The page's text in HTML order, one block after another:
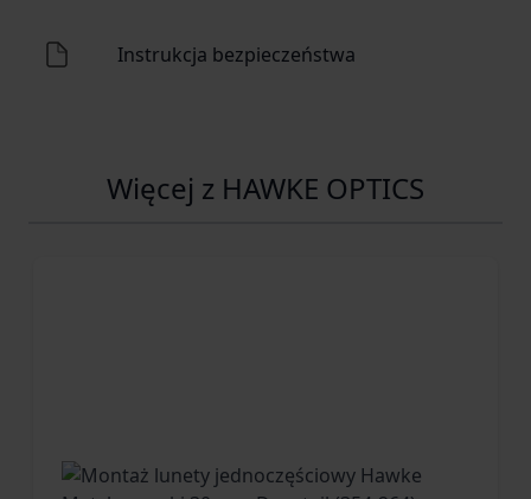
Instrukcja bezpieczeństwa
Więcej z HAWKE OPTICS